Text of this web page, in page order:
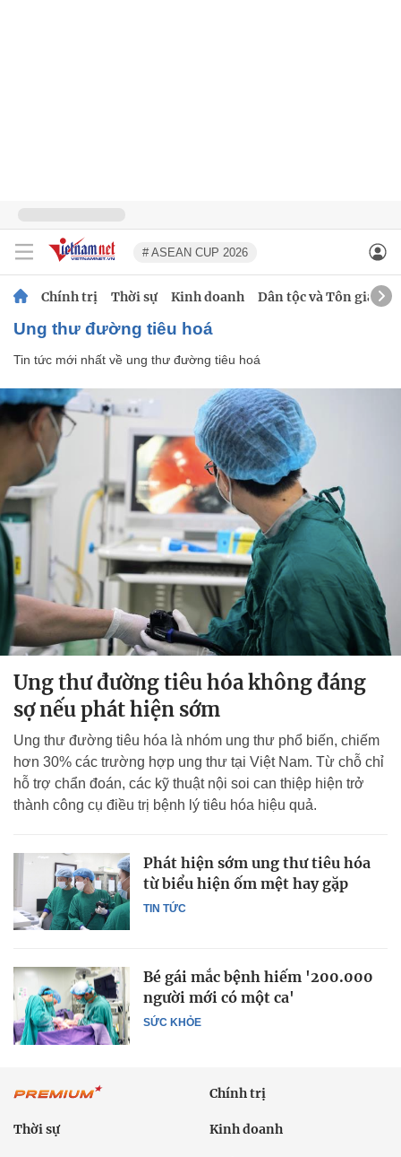
# ASEAN CUP 2026
Chính trị Thời sự Kinh doanh Dân tộc và Tôn giáo
ung thư đường tiêu hoá
Tin tức mới nhất về ung thư đường tiêu hoá
Ung thư đường tiêu hóa không đáng
sợ nếu phát hiện sớm
Ung thư đường tiêu hóa là nhóm ung thư phổ biến, chiếm
hơn 30% các trường hợp ung thư tại Việt Nam. Từ chỗ chỉ
hỗ trợ chẩn đoán, các kỹ thuật nội soi can thiệp hiện trở
thành công cụ điều trị bệnh lý tiêu hóa hiệu quả.
TIN TỨC
Phát hiện sớm ung thư tiêu hóa
từ biểu hiện ốm mệt hay gặp
SỨC KHỎE
Bé gái mắc bệnh hiếm '200.000
người mới có một ca'
Chính trị
Thời sự Kinh doanh